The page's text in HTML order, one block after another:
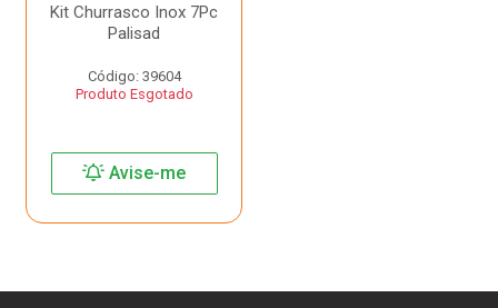
Kit Churrasco Inox 7Pc
Palisad
Código: 39604
Produto Esgotado
Avise-me